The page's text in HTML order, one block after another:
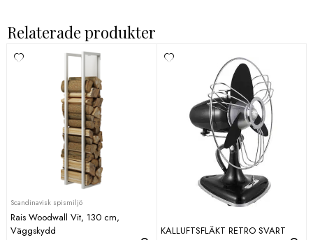
Relaterade produkter
Scandinavisk spismiljö
Rais Woodwall Vit, 130 cm,
Väggskydd
KALLUFTSFLÄKT RETRO SVART